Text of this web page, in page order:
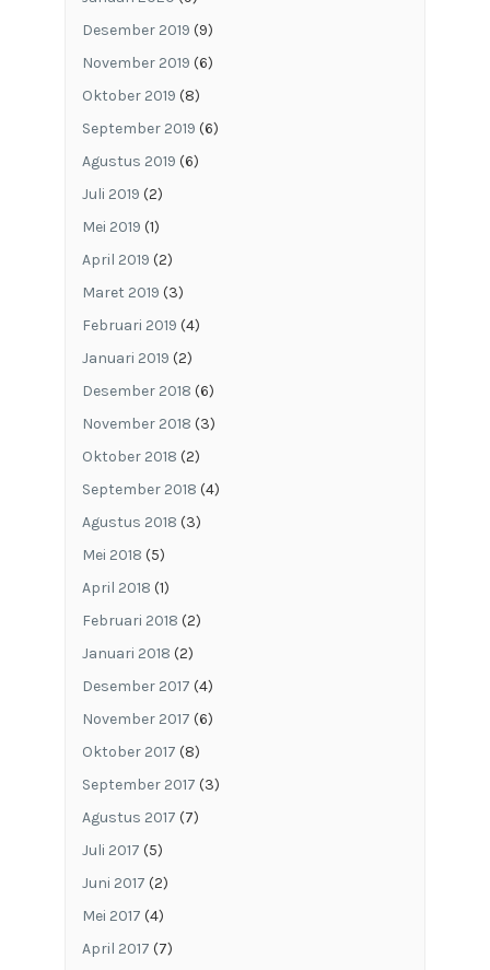
Desember 2019 (9)
November 2019 (6)
Oktober 2019 (8)
September 2019 (6)
Agustus 2019 (6)
Juli 2019 (2)
Mei 2019 (1)
April 2019 (2)
Maret 2019 (3)
Februari 2019 (4)
Januari 2019 (2)
Desember 2018 (6)
November 2018 (3)
Oktober 2018 (2)
September 2018 (4)
Agustus 2018 (3)
Mei 2018 (5)
April 2018 (1)
Februari 2018 (2)
Januari 2018 (2)
Desember 2017 (4)
November 2017 (6)
Oktober 2017 (8)
September 2017 (3)
Agustus 2017 (7)
Juli 2017 (5)
Juni 2017 (2)
Mei 2017 (4)
April 2017 (7)